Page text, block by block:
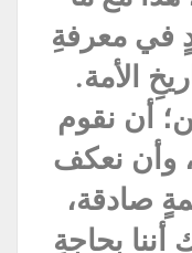
في معرفةِ
الأمة.
أن نقوم
وأن نعكف
صادقة،
بحاجةٍ